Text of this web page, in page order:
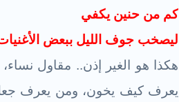
كم من حنين يكفي
ليصخب جوف الليل ببعض
هكذا هو الغير إذن.. مقاول
يعرف كيف يخون، ومن يعرف